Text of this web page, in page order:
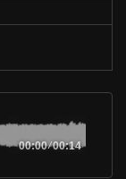
00:00/00:14